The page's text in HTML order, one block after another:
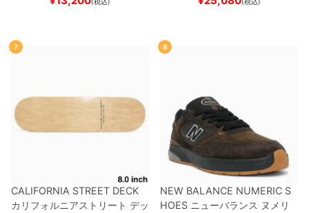
スケートボード スケボー
7
CALIFORNIA STREET DECK
カリフォルニアストリート デッ
8
NEW BALANCE NUMERIC S
HOES ニューバランス ヌメリ